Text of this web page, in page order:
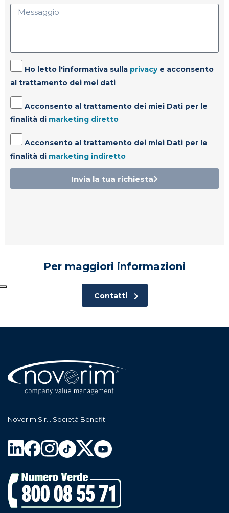
Ho letto l'informativa sulla privacye acconsento
al trattamento dei mei dati
Acconsento al trattamento dei miei Dati per le
finalità di marketing diretto
Acconsento al trattamento dei miei Dati per le
finalità di marketing indiretto
Invia la tua richiesta
Per maggiori informazioni
Contatti
Noverim S.r.l. Società Benefit